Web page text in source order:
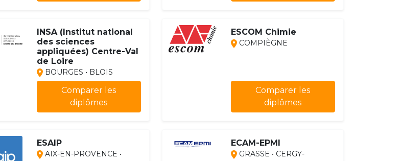
INSA (Institut national
des sciences
appliquées) Centre-Val
de Loire
BOURGES • BLOIS
Comparer les
diplômes
ESCOM Chimie
COMPIÈGNE
Comparer les
diplômes
ESAIP
AIX-EN-PROVENCE •
ECAM-EPMI
GRASSE • CERGY-